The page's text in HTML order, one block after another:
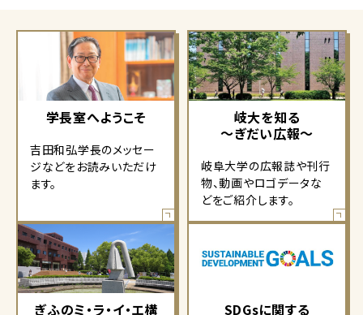
学長室へようこそ
吉田和弘学長のメッセー
ジなどをお読みいただけ
ます。
岐大を知る
～ぎだい広報～
岐阜大学の広報誌や刊行
物、動画やロゴデータな
どをご紹介します。
ぎふのミ・ラ・イ・エ構
SDGsに関する